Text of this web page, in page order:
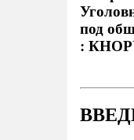
под
: